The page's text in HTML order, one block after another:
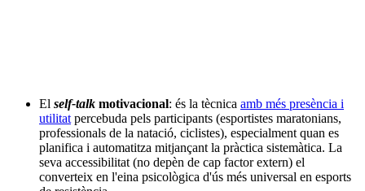
El self-talk motivacional: és la tècnica amb més presència i
utilitat percebuda pels participants (esportistes maratonians,
professionals de la natació, ciclistes), especialment quan es
planifica i automatitza mitjançant la pràctica sistemàtica. La
seva accessibilitat (no depèn de cap factor extern) el
converteix en l'eina psicològica d'ús més universal en esports